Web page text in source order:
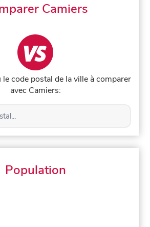
Camiers
code postal de la ville à comparer
avec Camiers:
Population